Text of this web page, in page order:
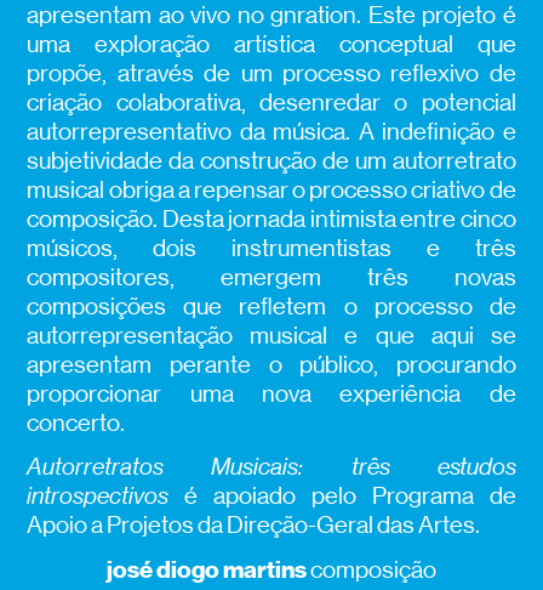
apresentam ao vivo no gnration. Este projeto é
uma exploração artística conceptual que
propõe, através de um processo reflexivo de
criação colaborativa, desenredar o potencial
autorrepresentativo da música. A indefinição e
subjetividade da construção de um autorretrato
musical obriga a repensar o processo criativo de
composição. Desta jornada intimista entre cinco
músicos, dois instrumentistas e três
compositores, emergem três novas
composições que refletem o processo de
autorrepresentação musical e que aqui se
apresentam perante o público, procurando
proporcionar uma nova experiência de
concerto.
Autorretratos Musicais: três estudos
introspectivos é apoiado pelo Programa de
Apoio a Projetos da Direção-Geral das Artes.
josé diogo martinscomposição